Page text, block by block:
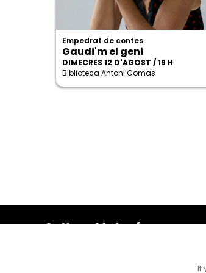
Empedrat de contes
Gaudi'm el geni
DIMECRES 12 D'AGOST / 19 H
Biblioteca Antoni Comas
Cultura Mataró
Horari d'obertura: dilluns, dimecres iIf